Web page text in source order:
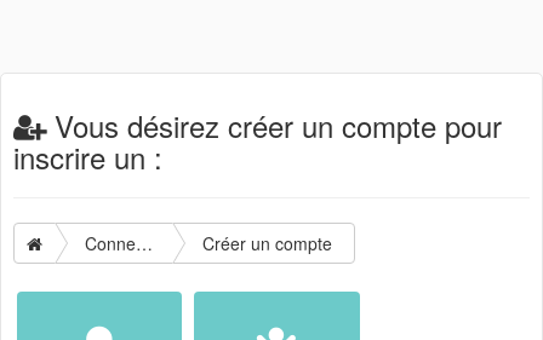
Vous désirez créer un compte pour
inscrire un :
Connexion Créer un compte